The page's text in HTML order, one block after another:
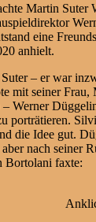
Mar­tin Su­ter
ei­ne
anhielt.
– er war
mit sei­ner
– Wer­ner
por­trä­tie­ren.
die Idee gut.
nach sei­ner
Bor­to­la­ni faxte: